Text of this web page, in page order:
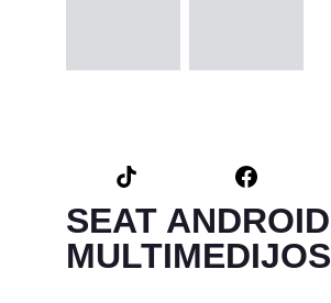
SEAT ANDROID
MULTIMEDIJOS